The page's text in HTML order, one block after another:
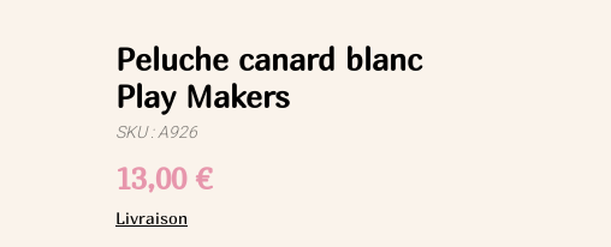
Peluche canard blanc
Play Makers
SKU : A926
13,00 €Prix
Livraison